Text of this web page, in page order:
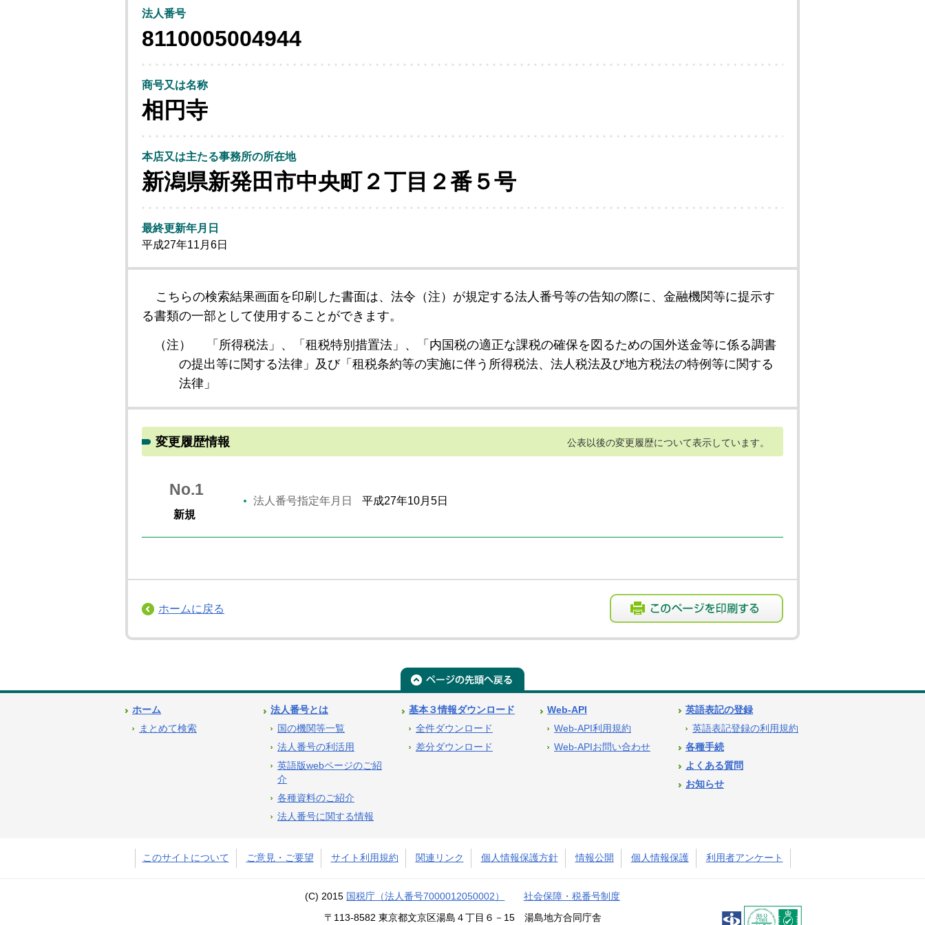
法人番号
8110005004944
商号又は名称
相円寺
本店又は主たる事務所の所在地
新潟県新発田市中央町２丁目２番５号
最終更新年月日
平成27年11月6日
こちらの検索結果画面を印刷した書面は、法令（注）が規定する法人番号等の告知の際に、金融機関等に提示す
る書類の一部として使用することができます。
（注）
「所得税法」、「租税特別措置法」、「内国税の適正な課税の確保を図るための国外送金等に係る調書
の提出等に関する法律」及び「租税条約等の実施に伴う所得税法、法人税法及び地方税法の特例等に関する
法律」
変更履歴情報 公表以後の変更履歴について表示しています。
No.1
新規
法人番号指定年月日 平成27年10月5日
ホームに戻る
ホーム
まとめて検索
法人番号とは
国の機関等一覧
法人番号の利活用
英語版webページのご紹
介
各種資料のご紹介
法人番号に関する情報
基本３情報ダウンロード
全件ダウンロード
差分ダウンロード
Web-API
Web-API利用規約
Web-APIお問い合わせ
英語表記の登録
英語表記登録の利用規約
各種手続
よくある質問
お知らせ
このサイトについて ご意見・ご要望 サイト利用規約 関連リンク 個人情報保護方針 情報公開 個人情報保護 利用者アンケート
(C) 2015 国税庁（法人番号7000012050002） 社会保障・税番号制度
〒113-8582 東京都文京区湯島４丁目６－15 湯島地方合同庁舎